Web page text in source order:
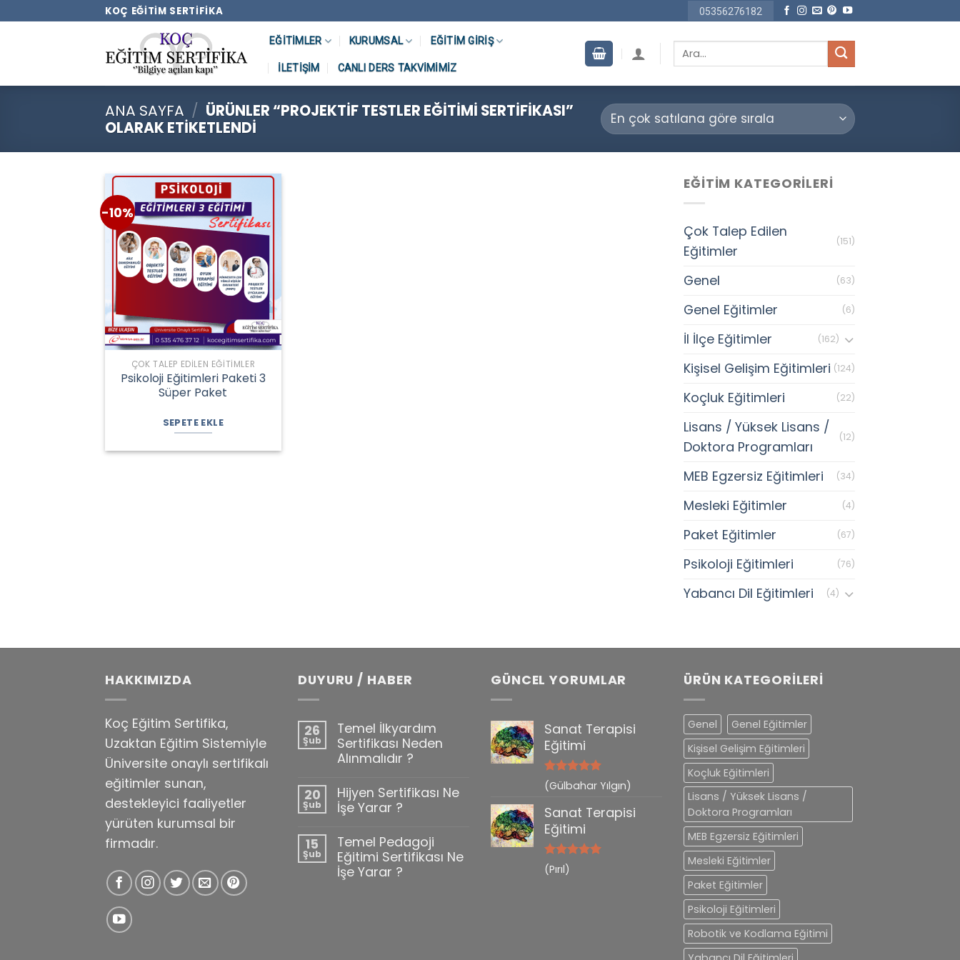
KOÇ EĞITIM SERTIFIKA 05356276182
EĞITIMLER KURUMSAL EĞITIM GIRIŞ
İLETIŞIM CANLI DERS TAKVIMIMIZ
Ara:
ANA SAYFA / ÜRÜNLER “PROJEKTIF TESTLER EĞITIMI SERTIFIKASI”
OLARAK ETIKETLENDI
-10%
ÇOK TALEP EDILEN EĞITIMLER
Psikoloji Eğitimleri Paketi 3
Süper Paket
fiyat:
13.750,00 ₺.
andaki
fiyat:
12.400,00 ₺.
SEPETE EKLE
EĞITIM KATEGORILERI
Çok Talep Edilen
Eğitimler
(151)
Genel (63)
Genel Eğitimler (6)
İl İlçe Eğitimler (162)
Kişisel Gelişim Eğitimleri (124)
Koçluk Eğitimleri (22)
Lisans / Yüksek Lisans /
Doktora Programları
(12)
MEB Egzersiz Eğitimleri (34)
Mesleki Eğitimler (4)
Paket Eğitimler (67)
Psikoloji Eğitimleri (76)
Yabancı Dil Eğitimleri (4)
HAKKIMIZDA
Koç Eğitim Sertifika,
Uzaktan Eğitim Sistemiyle
Üniversite onaylı sertifikalı
eğitimler sunan,
destekleyici faaliyetler
yürüten kurumsal bir
firmadır.
DUYURU / HABER
26
Şub
Temel İlkyardım
Sertifikası Neden
Alınmalıdır ?
20
Şub
Hijyen Sertifikası Ne
İşe Yarar ?
15
Şub
Temel Pedagoji
Eğitimi Sertifikası Ne
İşe Yarar ?
GÜNCEL YORUMLAR
Sanat Terapisi
Eğitimi
5 üzerinden
5
(Gülbahar Yılgın)
Sanat Terapisi
Eğitimi
5 üzerinden
5
oy aldı
(Pırıl)
ÜRÜN KATEGORILERI
Genel
Genel Eğitimler
Kişisel Gelişim Eğitimleri
Koçluk Eğitimleri
Lisans / Yüksek Lisans /
Doktora Programları
MEB Egzersiz Eğitimleri
Mesleki Eğitimler
Paket Eğitimler
Psikoloji Eğitimleri
Robotik ve Kodlama Eğitimi